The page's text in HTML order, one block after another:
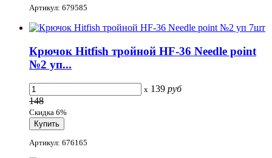
Артикул: 679585
Крючок Hitfish тройной HF-36 Needle point
№2 уп...
x 139 руб
148
Скидка 6%
Артикул: 676165